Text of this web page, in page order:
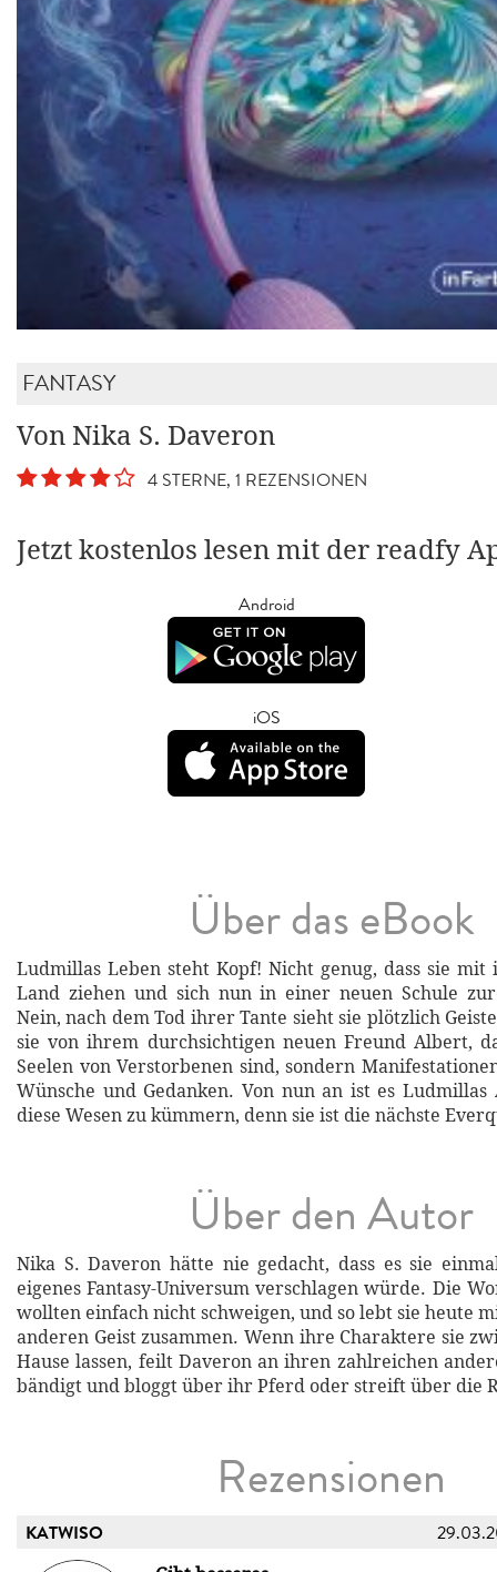
FANTASY
Von Nika S. Daveron
4 STERNE, 1 REZENSIONEN
Jetzt kostenlos lesen mit der readfy
Android
iOS
Über das eBook
Ludmillas Leben steht Kopf! Nicht genug, dass sie
Land ziehen und sich nun in einer neuen Schule
Nein, nach dem Tod ihrer Tante sieht sie plötzlich
sie von ihrem durchsichtigen neuen Freund Albert,
Seelen von Verstorbenen sind, sondern
Wünsche und Gedanken. Von nun an ist es Ludmillas
diese Wesen zu kümmern, denn sie ist die nächste
Über den Autor
Nika S. Daveron hätte nie gedacht, dass es sie
eigenes Fantasy-Universum verschlagen würde. Die
wollten einfach nicht schweigen, und so lebt sie heute
anderen Geist zusammen. Wenn ihre Charaktere sie
Hause lassen, feilt Daveron an ihren zahlreichen
bändigt und bloggt über ihr Pferd oder streift über die
Rezensionen
KATWISO